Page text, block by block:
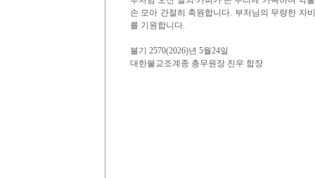
손 모아 간절히 축원합니다. 부처님의 무량한 자
를 기원합니다.
불기 2570(2026)년 5월24일
대한불교조계종 총무원장 진우 합장